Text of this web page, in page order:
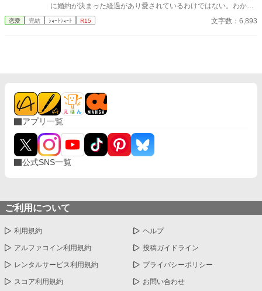
に婚約が決まった経過があり愛されているわけではない。わかっ
ていたのに彼が優しい眼で女騎士の同期と一緒にいる時苦しくて
たまらない・・・切ないのは私だけが愛しているから切なくても
恋愛 完結 ｼｮｰﾄｼｮｰﾄ R15 文字数：6,893
アプリ一覧
公式SNS一覧
ご利用について
利用規約 ヘルプ
アルファコイン利用規約 投稿ガイドライン
レンタルサービス利用規約 プライバシーポリシー
スコア利用規約 お問い合わせ